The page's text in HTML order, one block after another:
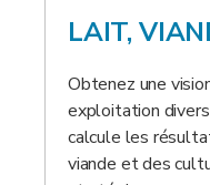
LAIT,
Obtenez une
exploitation
calcule les
viande et des